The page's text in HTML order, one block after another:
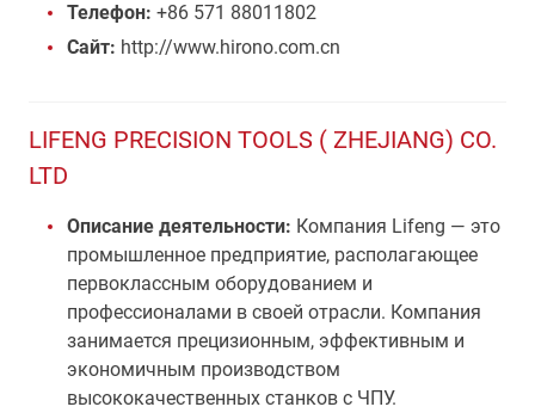
Телефон: +86 571 88011802
Сайт: http://www.hirono.com.cn
LIFENG PRECISION TOOLS ( ZHEJIANG) CO.
LTD
Описание деятельности: Компания Lifeng — это
промышленное предприятие, располагающее
первоклассным оборудованием и
профессионалами в своей отрасли. Компания
занимается прецизионным, эффективным и
экономичным производством
высококачественных станков с ЧПУ.